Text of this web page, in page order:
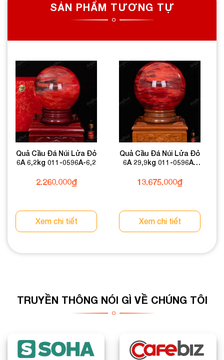
SẢN PHẨM TƯƠNG TỰ
Quả Cầu Đá Núi Lửa Đỏ
6A 6,2kg 011-0596A-6,2
2.260.000₫
Xem chi tiết
Quả Cầu Đá Núi Lửa Đỏ
6A 29,9kg 011-0596A-
13.675.000₫
Xem chi tiết
TRUYỀN THÔNG NÓI GÌ VỀ CHÚNG TÔI